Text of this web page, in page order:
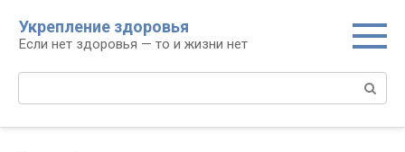
контенту
Укрепление здоровья
Если нет здоровья — то и жизни нет
Поиск: